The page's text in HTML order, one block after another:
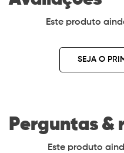
Este produto
SEJA O
Perguntas &
Este produto